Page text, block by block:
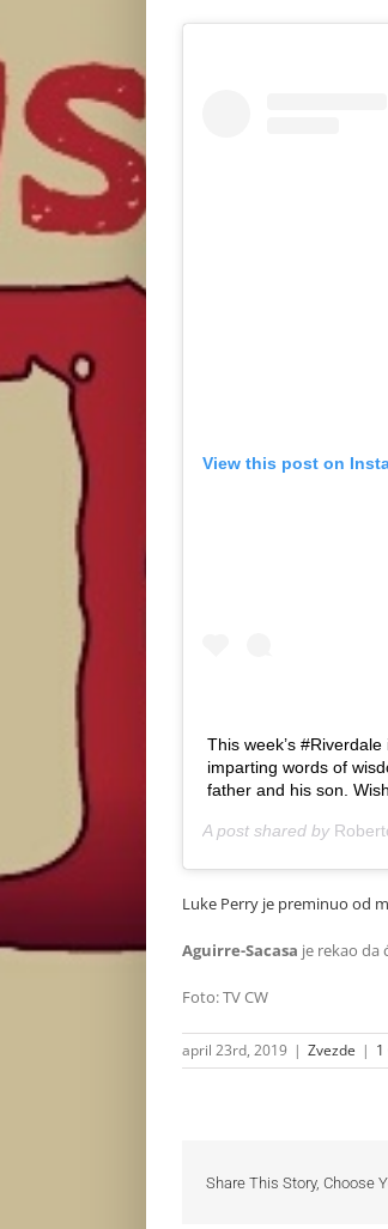
View this post on
This week’s
imparting words of
father and his son.
A post shared by
Luke Perry je preminuo od
Aguirre-Sacasa je rekao da
Foto: TV CW
april 23rd, 2019 | Zvezde |
Share This Story, Choose